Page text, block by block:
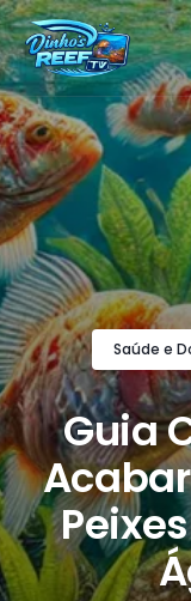
Saúde e
Guia